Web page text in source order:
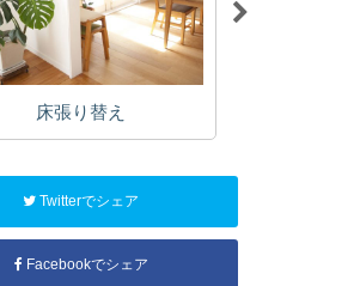
床張り替え
Twitterでシェア
Facebookでシェア